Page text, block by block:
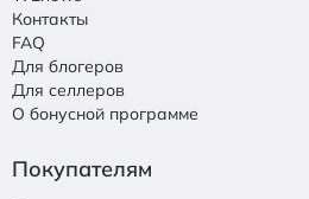
Контакты
FAQ
Для блогеров
Для селлеров
О бонусной программе
Покупателям